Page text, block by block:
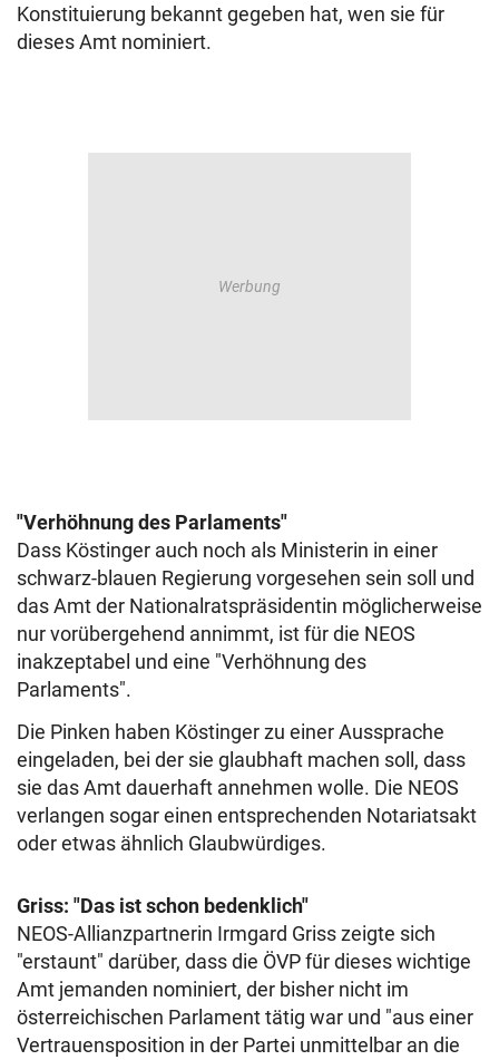
Konstituierung bekannt gegeben hat, wen sie für
dieses Amt nominiert.
"Verhöhnung des Parlaments"
Dass Köstinger auch noch als Ministerin in einer
schwarz-blauen Regierung vorgesehen sein soll und
das Amt der Nationalratspräsidentin möglicherweise
nur vorübergehend annimmt, ist für die NEOS
inakzeptabel und eine "Verhöhnung des
Parlaments".
Die Pinken haben Köstinger zu einer Aussprache
eingeladen, bei der sie glaubhaft machen soll, dass
sie das Amt dauerhaft annehmen wolle. Die NEOS
verlangen sogar einen entsprechenden Notariatsakt
oder etwas ähnlich Glaubwürdiges.
Griss: "Das ist schon bedenklich"
NEOS-Allianzpartnerin Irmgard Griss zeigte sich
"erstaunt" darüber, dass die ÖVP für dieses wichtige
Amt jemanden nominiert, der bisher nicht im
österreichischen Parlament tätig war und "aus einer
Vertrauensposition in der Partei unmittelbar an die